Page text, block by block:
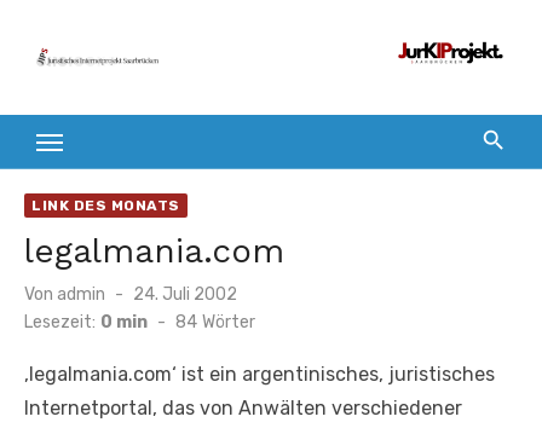
Inhalt
LINK DES MONATS
legalmania.com
Von admin
Veröffentlicht
am
24. Juli 2002
Lesezeit: 0 min - 84 Wörter
‚legalmania.com‘ ist ein argentinisches, juristisches
Internetportal, das von Anwälten verschiedener